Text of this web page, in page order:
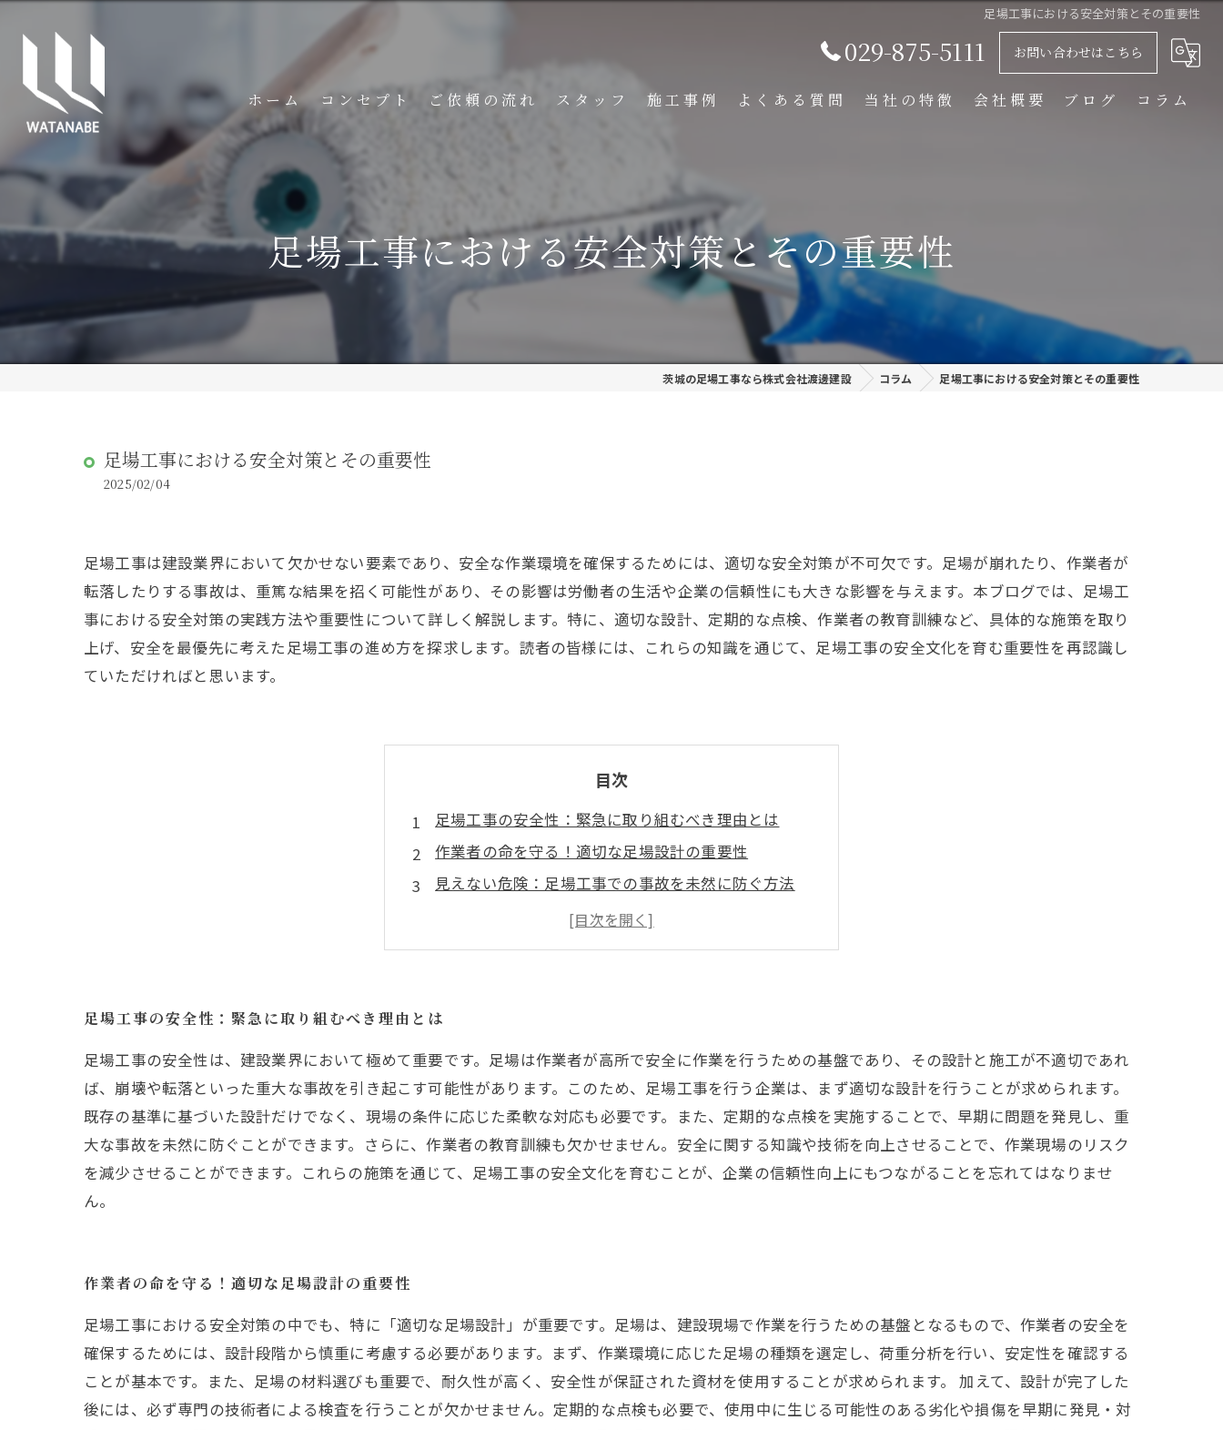
足場工事における安全対策とその重要性
029-875-5111 お問い合わせはこちら
ホーム コンセプト ご依頼の流れ スタッフ 施工事例 よくある質問 当社の特徴
プラント工事
リース
会社概要 ブログ コラム
足場工事における安全対策とその重要性
茨城の足場工事なら株式会社渡邊建設 コラム 足場工事における安全対策とその重要性
足場工事における安全対策とその重要性
2025/02/04
足場工事は建設業界において欠かせない要素であり、安全な作業環境を確保するためには、適切な安全対策が不可欠です。足場が崩れたり、作業者が
転落したりする事故は、重篤な結果を招く可能性があり、その影響は労働者の生活や企業の信頼性にも大きな影響を与えます。本ブログでは、足場工
事における安全対策の実践方法や重要性について詳しく解説します。特に、適切な設計、定期的な点検、作業者の教育訓練など、具体的な施策を取り
上げ、安全を最優先に考えた足場工事の進め方を探求します。読者の皆様には、これらの知識を通じて、足場工事の安全文化を育む重要性を再認識し
ていただければと思います。
目次
足場工事の安全性：緊急に取り組むべき理由とは
作業者の命を守る！適切な足場設計の重要性
見えない危険：足場工事での事故を未然に防ぐ方法
教育と訓練がカギ！安全意識を高めるための取り組み
定期的な点検が命を守る：足場工事の現場から学ぶ
事故ゼロを目指して：持続可能な足場工事のために
足場工事の安全性：緊急に取り組むべき理由とは
足場工事の安全性は、建設業界において極めて重要です。足場は作業者が高所で安全に作業を行うための基盤であり、その設計と施工が不適切であれ
ば、崩壊や転落といった重大な事故を引き起こす可能性があります。このため、足場工事を行う企業は、まず適切な設計を行うことが求められます。
既存の基準に基づいた設計だけでなく、現場の条件に応じた柔軟な対応も必要です。また、定期的な点検を実施することで、早期に問題を発見し、重
大な事故を未然に防ぐことができます。さらに、作業者の教育訓練も欠かせません。安全に関する知識や技術を向上させることで、作業現場のリスク
を減少させることができます。これらの施策を通じて、足場工事の安全文化を育むことが、企業の信頼性向上にもつながることを忘れてはなりませ
ん。
作業者の命を守る！適切な足場設計の重要性
足場工事における安全対策の中でも、特に「適切な足場設計」が重要です。足場は、建設現場で作業を行うための基盤となるもので、作業者の安全を
確保するためには、設計段階から慎重に考慮する必要があります。まず、作業環境に応じた足場の種類を選定し、荷重分析を行い、安定性を確認する
ことが基本です。また、足場の材料選びも重要で、耐久性が高く、安全性が保証された資材を使用することが求められます。 加えて、設計が完了した
後には、必ず専門の技術者による検査を行うことが欠かせません。定期的な点検も必要で、使用中に生じる可能性のある劣化や損傷を早期に発見・対